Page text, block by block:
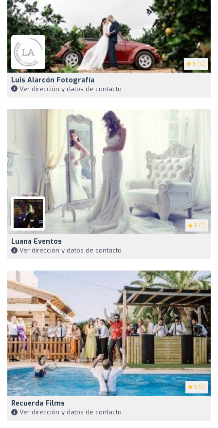
5 (12)
Luis Alarcón Fotografía
Ver dirección y datos de contacto
5 (5)
Luana Eventos
Ver dirección y datos de contacto
5 (6)
Recuerda Films
Ver dirección y datos de contacto